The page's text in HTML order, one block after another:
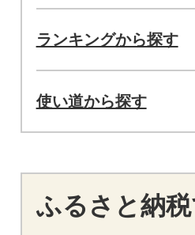
ランキングから探す
使い道から探す
ふるさと納